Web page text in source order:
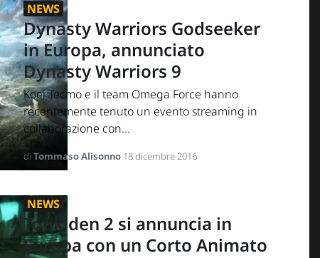
NEWS
Dynasty Warriors Godseeker
in Europa, annunciato
Dynasty Warriors 9
Koei Tecmo e il team Omega Force hanno
recentemente tenuto un evento streaming in
collaborazione con...
di Tommaso Alisonno 18 dicembre 2016
NEWS
Toukiden 2 si annuncia in
Europa con un Corto Animato